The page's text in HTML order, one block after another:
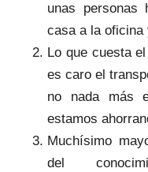
unas
casa a la oficina
Lo que cuesta
es caro el
no nada más
estamos
Muchísimo
del